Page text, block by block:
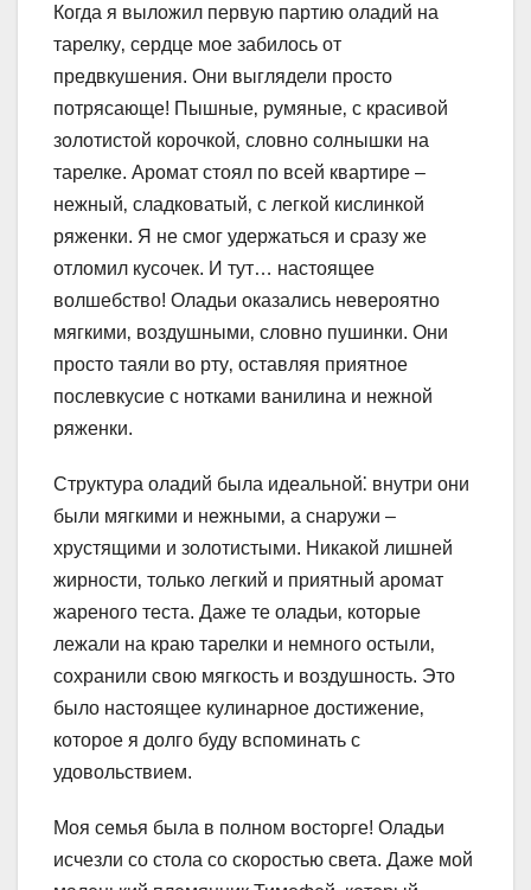
Когда я выложил первую партию оладий на
тарелку‚ сердце мое забилось от
предвкушения. Они выглядели просто
потрясающе! Пышные‚ румяные‚ с красивой
золотистой корочкой‚ словно солнышки на
тарелке. Аромат стоял по всей квартире –
нежный‚ сладковатый‚ с легкой кислинкой
ряженки. Я не смог удержаться и сразу же
отломил кусочек. И тут… настоящее
волшебство! Оладьи оказались невероятно
мягкими‚ воздушными‚ словно пушинки. Они
просто таяли во рту‚ оставляя приятное
послевкусие с нотками ванилина и нежной
ряженки.
Структура оладий была идеальной⁚ внутри они
были мягкими и нежными‚ а снаружи –
хрустящими и золотистыми. Никакой лишней
жирности‚ только легкий и приятный аромат
жареного теста. Даже те оладьи‚ которые
лежали на краю тарелки и немного остыли‚
сохранили свою мягкость и воздушность. Это
было настоящее кулинарное достижение‚
которое я долго буду вспоминать с
удовольствием.
Моя семья была в полном восторге! Оладьи
исчезли со стола со скоростью света. Даже мой